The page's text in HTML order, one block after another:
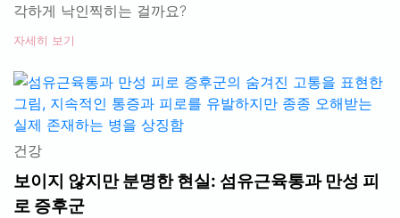
각하게 낙인찍히는 걸까요?
자세히 보기
건강
보이지 않지만 분명한 현실: 섬유근육통과 만성 피
로 증후군